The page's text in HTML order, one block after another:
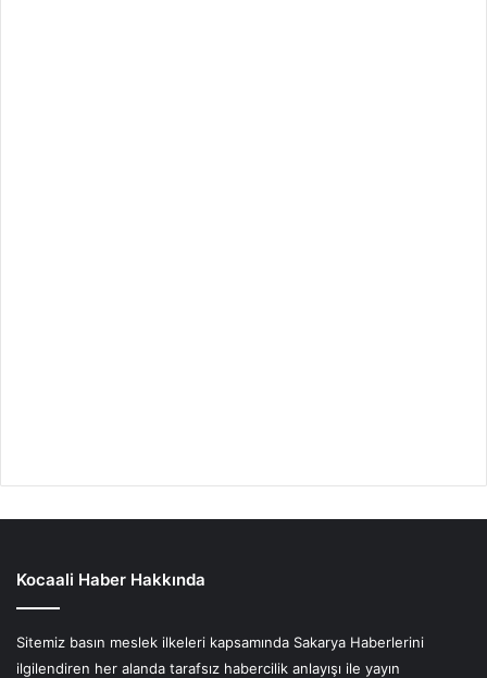
Kocaali Haber Hakkında
Sitemiz basın meslek ilkeleri kapsamında Sakarya Haberlerini
ilgilendiren her alanda tarafsız habercilik anlayışı ile yayın